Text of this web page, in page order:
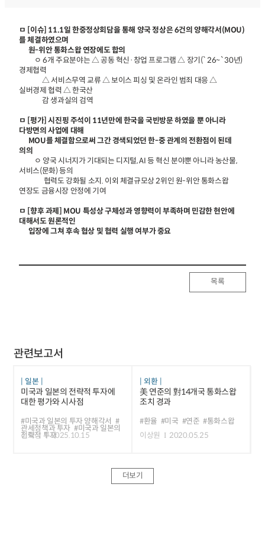
ㅁ [이슈] 11.1일 한중정상회담을 통해 양국 정상은 6건의 양해각서(MOU)
를 체결하였으며
원-위안 통화스왑 연장에도 합의
ㅇ 6개 주요분야는 △ 공동 혁신·창업 프로그램 △ 장기(`26~`30년)
경제협력
△ 서비스무역 교류 △ 보이스 피싱 및 온라인 범죄 대응 △
실버경제 협력 △ 한국산
감 생과실의 검역
ㅁ [평가] 시진핑 주석이 11년만에 한국을 국빈방문 하였을 뿐 아니라
다방면의 사업에 대해
MOU를 체결함으로써 그간 경색되었던 한-중 관계의 전환점이 된데
의의
ㅇ 양국 시너지가 기대되는 디지털, AI 등 혁신 분야뿐 아니라 농산물,
서비스(문화) 등의
협력도 강화될 소지. 이외 체결규모상 2위인 원-위안 통화스왑
연장도 금융시장 안정에 기여
ㅁ [향후 과제] MOU 특성상 구체성과 영향력이 부족하며 민감한 현안에
대해서도 원론적인
입장에 그쳐 후속 협상 및 협력 실행 여부가 중요
목록
관련보고서
일본
미국과 일본의 전략적 투자에
대한 평가와 시사점
#미국과 일본의 투자 양해각서 #
관세정책과 투자 #미국과 일본의
전략적 투자
최호상 2025.10.15
외환
美 연준의 對14개국 통화스왑
조치 경과
#환율 #미국 #연준 #통화스왑
이상원
2020.05.25
더보기